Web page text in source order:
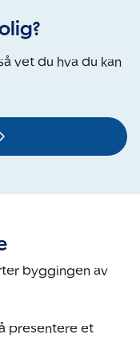
vet du hva du kan
byggingen av
presentere et